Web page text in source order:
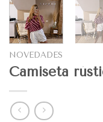
NOVEDADES
Camiseta